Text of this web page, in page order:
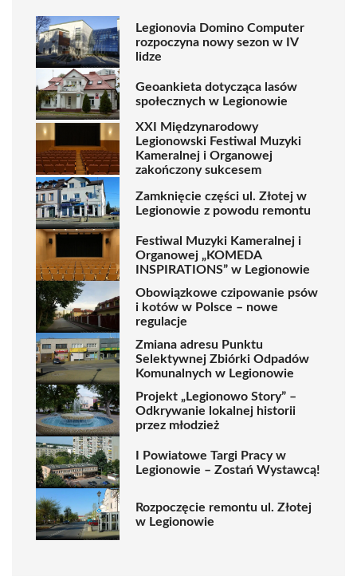
Legionovia Domino Computer
rozpoczyna nowy sezon w IV
lidze
Geoankieta dotycząca lasów
społecznych w Legionowie
XXI Międzynarodowy
Legionowski Festiwal Muzyki
Kameralnej i Organowej
zakończony sukcesem
Zamknięcie części ul. Złotej w
Legionowie z powodu remontu
Festiwal Muzyki Kameralnej i
Organowej „KOMEDA
INSPIRATIONS” w Legionowie
Obowiązkowe czipowanie psów
i kotów w Polsce – nowe
regulacje
Zmiana adresu Punktu
Selektywnej Zbiórki Odpadów
Komunalnych w Legionowie
Projekt „Legionowo Story” –
Odkrywanie lokalnej historii
przez młodzież
I Powiatowe Targi Pracy w
Legionowie – Zostań Wystawcą!
Rozpoczęcie remontu ul. Złotej
w Legionowie